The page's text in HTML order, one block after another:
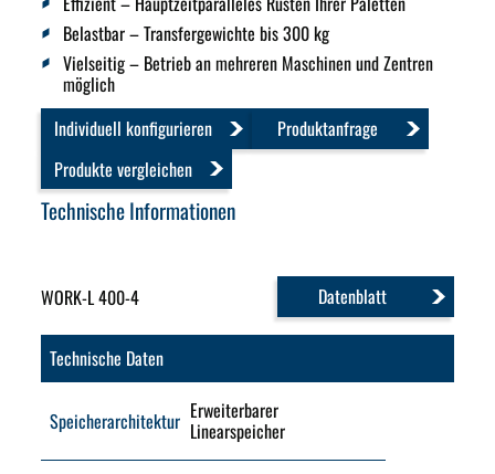
Belastbar– Transfergewichte bis 300 kg
Vielseitig– Betrieb an mehreren Maschinen und Zentren
möglich
Individuell konfigurieren
Produktanfrage
Produkte vergleichen
Technische Informationen
WORK-L 400-4 Datenblatt
Technische Daten
Speicherarchitektur Erweiterbarer
Linearspeicher